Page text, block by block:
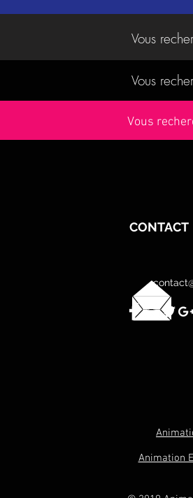
Vous
Vous
Vous
CONTACT
Animation